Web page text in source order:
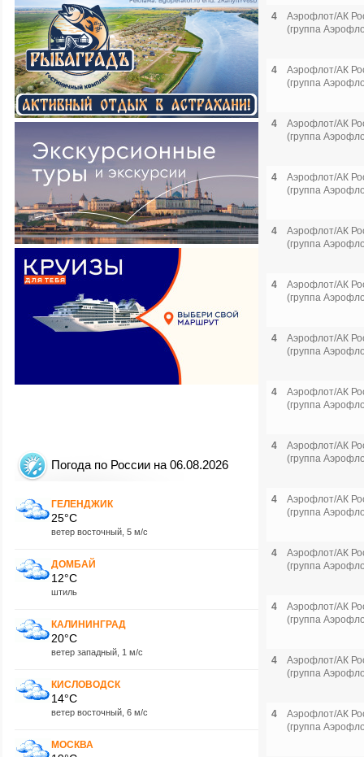
Погода по России на 06.08.2026
ГЕЛЕНДЖИК
25°C
ветер восточный, 5 м/с
ДОМБАЙ
12°C
штиль
КАЛИНИНГРАД
20°C
ветер западный, 1 м/с
КИСЛОВОДСК
14°C
ветер восточный, 6 м/с
МОСКВА
4
Аэрофлот/АК
(группа
4
Аэрофлот/АК
(группа
4
Аэрофлот/АК
(группа
4
Аэрофлот/АК
(группа
4
Аэрофлот/АК
(группа
4
Аэрофлот/АК
(группа
4
Аэрофлот/АК
(группа
4
Аэрофлот/АК
(группа
4
Аэрофлот/АК
(группа
4
Аэрофлот/АК
(группа
4
Аэрофлот/АК
(группа
4
Аэрофлот/АК
(группа
4
Аэрофлот/АК
(группа
4
Аэрофлот/АК
(группа